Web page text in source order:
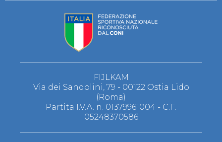
Contatti
News
Cookies Accept
Newsletter
Webinar
Corsi Monotematici
Corsi di Specializzazione
Corsi FIJLKAM-FISDIR
Corsi Preparatore Fisico
Edutraining class - Didattica infantile
Corso Direttore di Gara
FIJLKAM
Via dei Sandolini, 79 - 00122 Ostia Lido
(Roma)
Partita I.V.A. n. 01379961004 - C.F.
05248370586